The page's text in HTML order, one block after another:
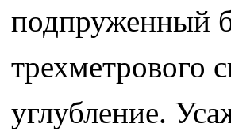
подпруженный
трехметрового
углубление.